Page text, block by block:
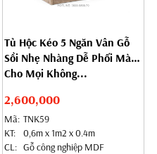
Tủ Hộc Kéo 5 Ngăn Vân Gỗ
Sồi Nhẹ Nhàng Dễ Phối Màu
Cho Mọi Không...
2,600,000
Mã: TNK59
KT:
0,6m x 1m2 x 0.4m
CL: Gỗ công nghiệp MDF